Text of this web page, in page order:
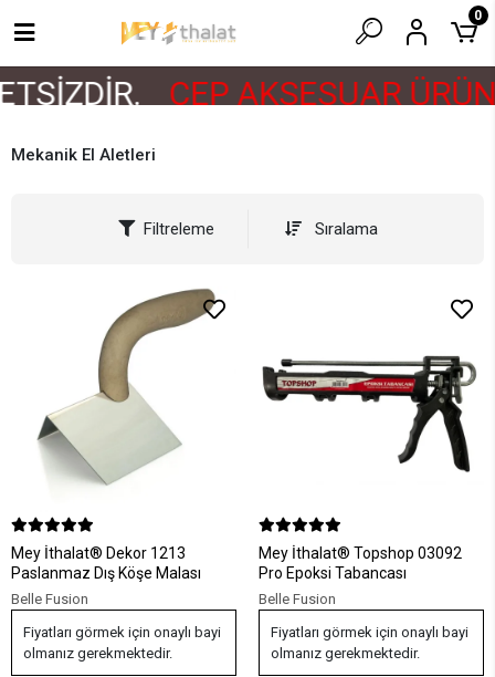
CEP AKSESUAR
0
Mekanik El Aletleri
Filtreleme Sıralama
Mey İthalat® Dekor 1213
Paslanmaz Dış Köşe Malası
Belle Fusion
Fiyatları görmek için onaylı bayi
olmanız gerekmektedir.
Mey İthalat® Topshop 03092
Pro Epoksi Tabancası
Belle Fusion
Fiyatları görmek için onaylı bayi
olmanız gerekmektedir.